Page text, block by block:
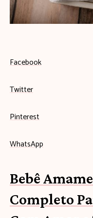
s
e
b
e
ê
c
m
e
ç
Facebook
Twitter
Pinterest
WhatsApp
Bebê
Completo